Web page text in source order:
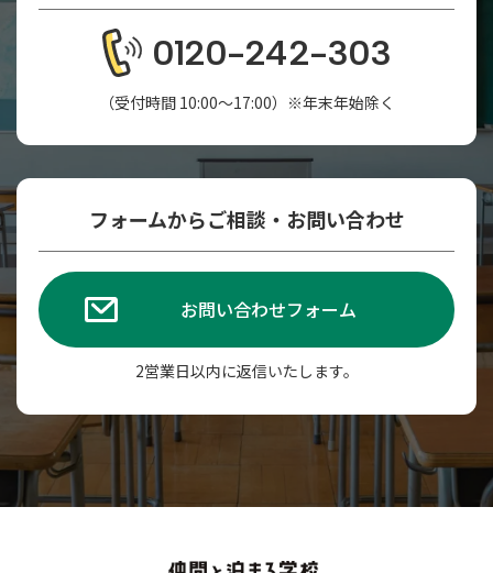
0120-242-303
（受付時間 10:00～17:00）※年末年始除く
フォームからご相談・お問い合わせ
お問い合わせフォーム
2営業日以内に返信いたします。